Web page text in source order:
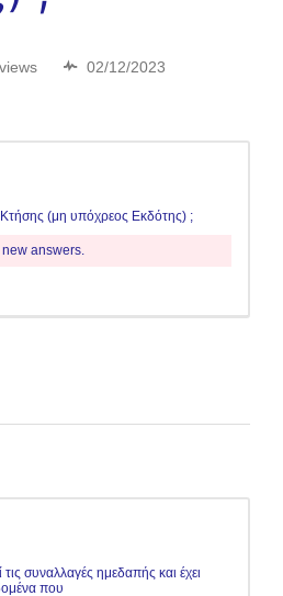
02/12/2023
Κτήσης (μη υπόχρεος Εκδότης) ;
answers.
συναλλαγές ημεδαπής και έχει
που